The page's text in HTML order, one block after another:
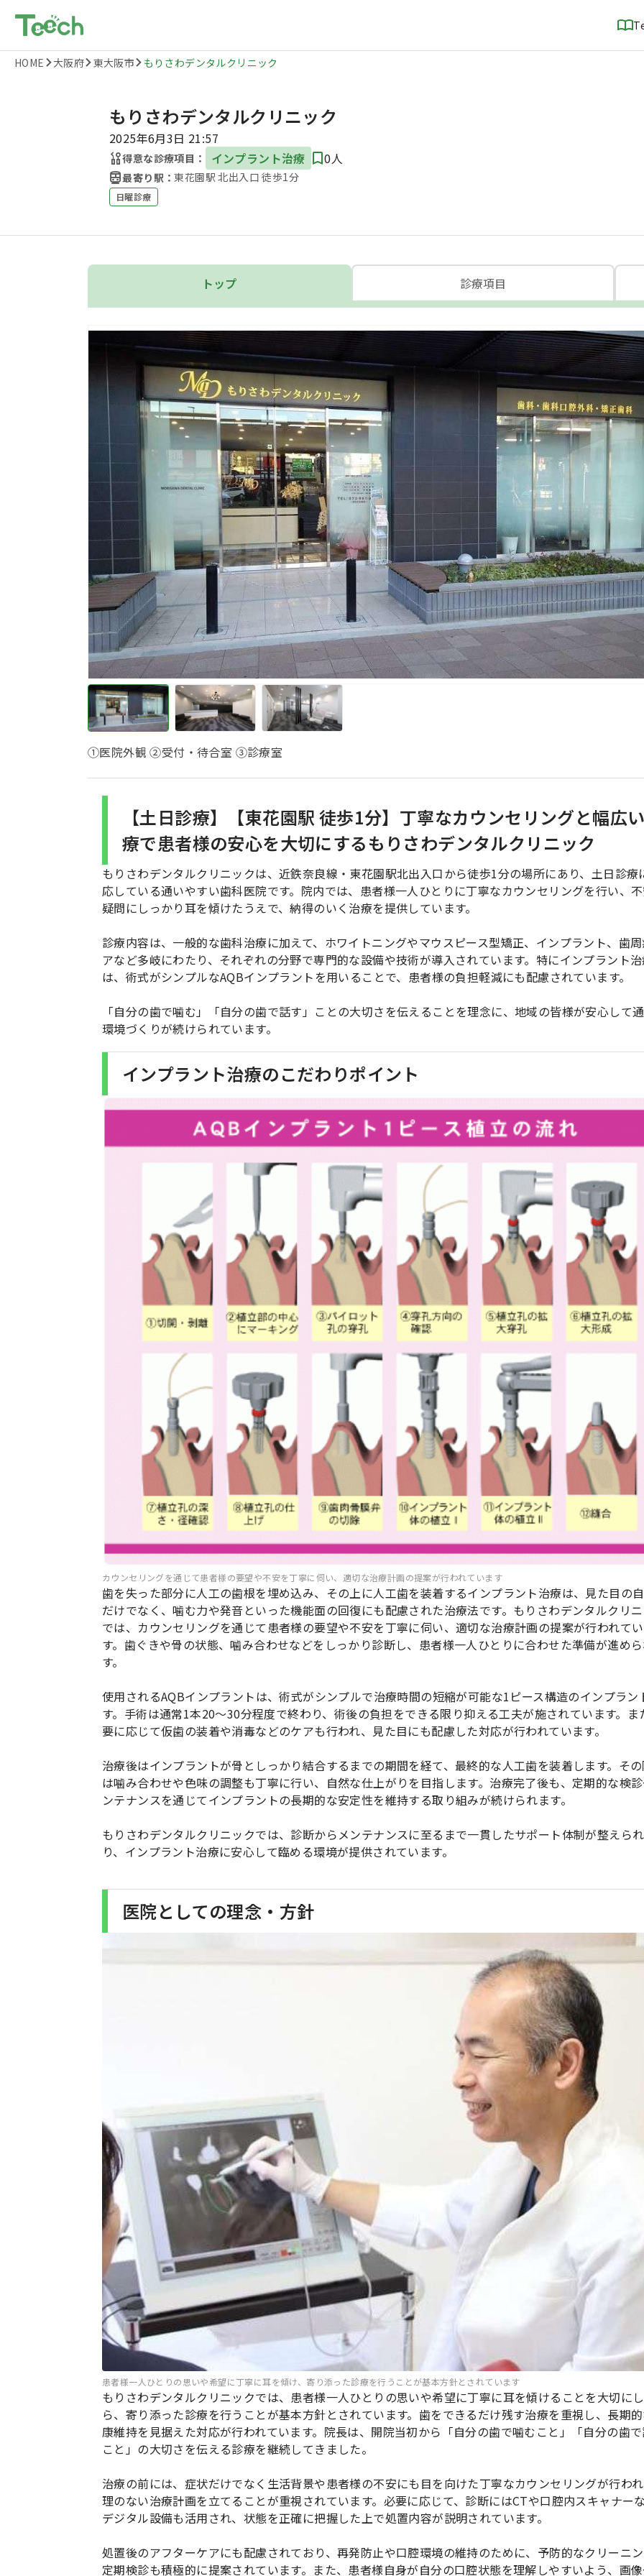
HOME 大阪府 東大阪市 もりさわデンタルクリニック
もりさわデンタルクリニック
2025年6月3日 21:57
得意な診療項目： インプラント治療 0人
最寄り駅：東花園駅 北出入口 徒歩1分
日曜診療
トップ 診療項目
①医院外観 ②受付・待合室 ③診療室
【土日診療】【東花園駅 徒歩1分】丁寧なカウンセリングと幅広
療で患者様の安心を大切にするもりさわデンタルクリニック
もりさわデンタルクリニックは、近鉄奈良線・東花園駅北出入口から徒歩1分の場所にあり、土日診療
応している通いやすい歯科医院です。院内では、患者様一人ひとりに丁寧なカウンセリングを行い、
疑問にしっかり耳を傾けたうえで、納得のいく治療を提供しています。
診療内容は、一般的な歯科治療に加えて、ホワイトニングやマウスピース型矯正、インプラント、歯
アなど多岐にわたり、それぞれの分野で専門的な設備や技術が導入されています。特にインプラント
は、術式がシンプルなAQBインプラントを用いることで、患者様の負担軽減にも配慮されています。
「自分の歯で噛む」「自分の歯で話す」ことの大切さを伝えることを理念に、地域の皆様が安心して
環境づくりが続けられています。
インプラント治療のこだわりポイント
カウンセリングを通じて患者様の要望や不安を丁寧に伺い、適切な治療計画の提案が行われています
歯を失った部分に人工の歯根を埋め込み、その上に人工歯を装着するインプラント治療は、見た目の
だけでなく、噛む力や発音といった機能面の回復にも配慮された治療法です。もりさわデンタルクリ
では、カウンセリングを通じて患者様の要望や不安を丁寧に伺い、適切な治療計画の提案が行われて
す。歯ぐきや骨の状態、噛み合わせなどをしっかり診断し、患者様一人ひとりに合わせた準備が進め
す。
使用されるAQBインプラントは、術式がシンプルで治療時間の短縮が可能な1ピース構造のインプラン
す。手術は通常1本20〜30分程度で終わり、術後の負担をできる限り抑える工夫が施されています。ま
要に応じて仮歯の装着や消毒などのケアも行われ、見た目にも配慮した対応が行われています。
治療後はインプラントが骨としっかり結合するまでの期間を経て、最終的な人工歯を装着します。そ
は噛み合わせや色味の調整も丁寧に行い、自然な仕上がりを目指します。治療完了後も、定期的な検
ンテナンスを通じてインプラントの長期的な安定性を維持する取り組みが続けられます。
もりさわデンタルクリニックでは、診断からメンテナンスに至るまで一貫したサポート体制が整えら
り、インプラント治療に安心して臨める環境が提供されています。
医院としての理念・方針
患者様一人ひとりの思いや希望に丁寧に耳を傾け、寄り添った診療を行うことが基本方針とされています
もりさわデンタルクリニックでは、患者様一人ひとりの思いや希望に丁寧に耳を傾けることを大切に
ら、寄り添った診療を行うことが基本方針とされています。歯をできるだけ残す治療を重視し、長期
康維持を見据えた対応が行われています。院長は、開院当初から「自分の歯で噛むこと」「自分の歯
こと」の大切さを伝える診療を継続してきました。
治療の前には、症状だけでなく生活背景や患者様の不安にも目を向けた丁寧なカウンセリングが行わ
理のない治療計画を立てることが重視されています。必要に応じて、診断にはCTや口腔内スキャナー
デジタル設備も活用され、状態を正確に把握した上で処置内容が説明されています。
処置後のアフターケアにも配慮されており、再発防止や口腔環境の維持のために、予防的なクリーニ
定期検診も積極的に提案されています。また、患者様自身が自分の口腔状態を理解しやすいよう、画